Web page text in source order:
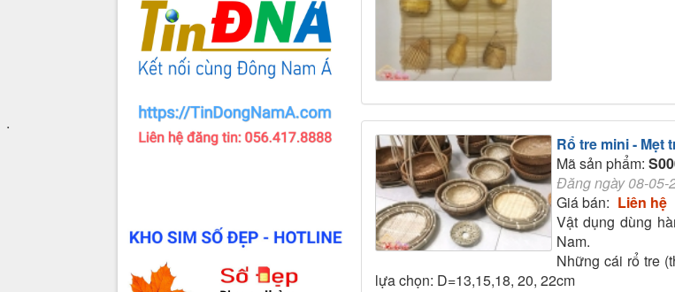
Rổ tre mini - Mẹt
Mã sản phẩm:
Đăng ngày 08-05-
Giá bán: Liên hệ
Vật dụng dùng
Nam.
Những cái rổ tre
lựa chọn: D=13,15,18, 20, 22cm
.